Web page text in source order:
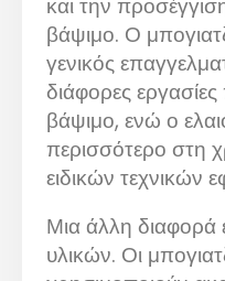
βάψιμο. Ο
γενικός
διάφορες εργασίες
βάψιμο, ενώ ο
περισσότερο στη
ειδικών τεχνικών
Μια άλλη διαφορά
υλικών. Οι